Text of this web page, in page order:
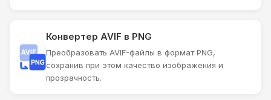
Конвертер AVIF в PNG
Преобразовать AVIF-файлы в формат PNG,
сохранив при этом качество изображения и
прозрачность.